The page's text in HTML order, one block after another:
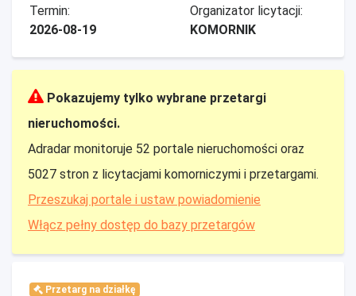
Termin:
2026-08-19
Organizator licytacji:
KOMORNIK
Pokazujemy tylko wybrane przetargi
nieruchomości.
Adradar monitoruje 52 portale nieruchomości oraz
5027 stron z licytacjami komorniczymi i przetargami.
Przeszukaj portale i ustaw powiadomienie
Włącz pełny dostęp do bazy przetargów
Przetarg na działkę